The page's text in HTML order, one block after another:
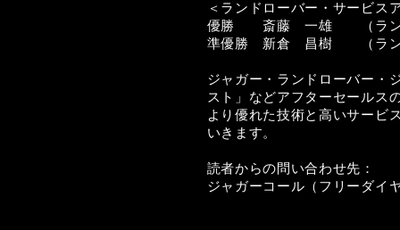
＜ランドローバー・サービス
優勝 斎藤 一雄 （ランド
準優勝 新倉 昌樹 （ラン
ジャガー・ランドローバー・
スト」などアフターセールス
より優れた技術と高いサービ
いきます。
読者からの問い合わせ先：
ジャガーコール（フリーダイ